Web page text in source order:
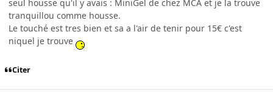
seul housse qu'il y avais : MiniGel de chez MCA et je la trouve
tranquillou comme housse.
Le touché est tres bien et sa a l'air de tenir pour 15€ c'est
niquel je trouve
Citer